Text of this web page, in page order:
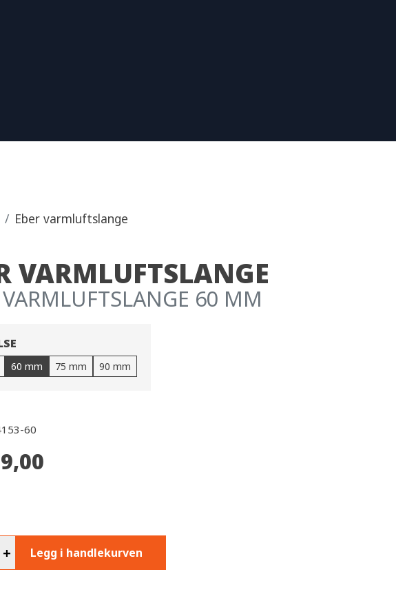
Eber varmluftslange
VARMLUFTSLANGE
VARMLUFTSLANGE 60 MM
60 mm 75 mm 90 mm
60
+ Legg i handlekurven